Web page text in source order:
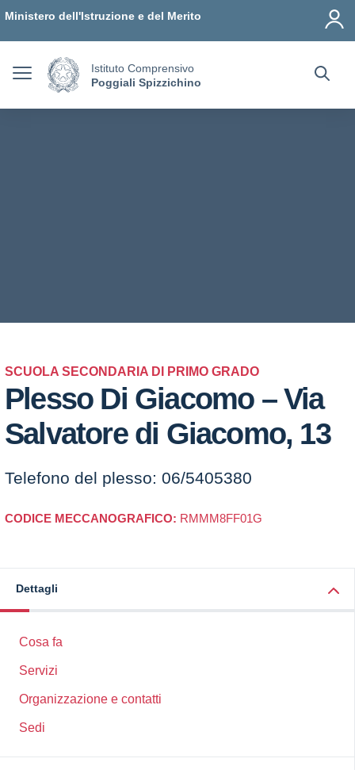
Ministero dell'Istruzione e del Merito
Istituto Comprensivo
Poggiali Spizzichino
SCUOLA SECONDARIA DI PRIMO GRADO
Plesso Di Giacomo – Via
Salvatore di Giacomo, 13
Telefono del plesso: 06/5405380
CODICE MECCANOGRAFICO: RMMM8FF01G
Dettagli
Cosa fa
Servizi
Organizzazione e contatti
Sedi